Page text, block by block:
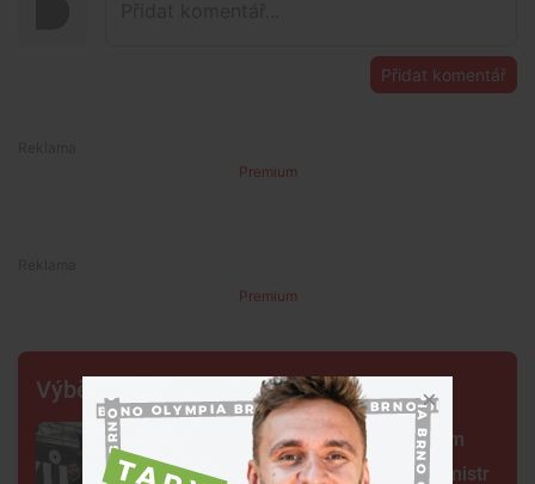
Přidat komentář
Premium
Premium
Výběr šéfredaktora
Centrum Brna ovládli šermíři. Jsem
jako Kung Fu Panda, řekl čerstvý mistr